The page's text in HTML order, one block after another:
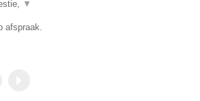
▼
afspraak.